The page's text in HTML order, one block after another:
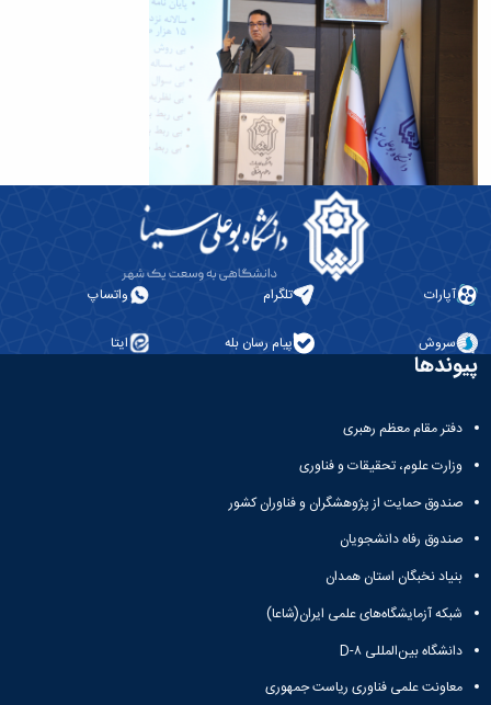
آپارات تلگرام واتساپ
سروش پیام رسان بله ایتا
پیوندها
دفتر مقام معظم رهبری
وزارت علوم، تحقیقات و فناوری
صندوق حمایت از پژوهشگران و فناوران کشور
صندوق رفاه دانشجویان
بنیاد نخبگان استان همدان
شبکه آزمایشگاه‌های علمی ایران(شاعا)
دانشگاه بین‌المللی D-۸
معاونت علمی فناوری ریاست جمهوری